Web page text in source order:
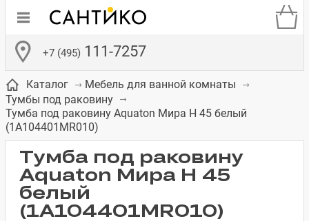
+7 (495) 111-7257
Бачки для
унитазов
Сиденья для
унитазов
Смесители для
встраиваемых
систем
Зеркало-шкаф
Полки в ванную
комнату
Комоды в
Каталог
Мебель для ванной комнаты
Тумбы под раковину
Тумба под раковину Aquaton Мира Н 45 белый
(1A104401MR010)
Тумба под раковину
Aquaton Мира Н 45
белый
(1A104401MR010)